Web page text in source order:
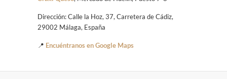
Dirección: Calle la Hoz, 37, Carretera de Cádiz,
29002 Málaga, España
📍 Encuéntranos en Google Maps